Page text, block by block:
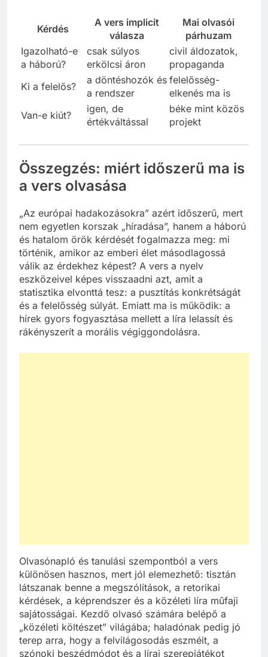
Kérdés
A vers implicit
válasza
Mai olvasói
párhuzam
Igazolható-e
a háború?
csak súlyos
erkölcsi áron
civil áldozatok,
propaganda
Ki a felelős?
a döntéshozók és
a rendszer
felelősség-
elkenés ma is
Van-e kiút?
igen, de
értékváltással
béke mint közös
projekt
Összegzés: miért időszerű ma is
a vers olvasása
„Az európai hadakozásokra” azért időszerű, mert
nem egyetlen korszak „híradása”, hanem a háború
és hatalom örök kérdését fogalmazza meg: mi
történik, amikor az emberi élet másodlagossá
válik az érdekhez képest? A vers a nyelv
eszközeivel képes visszaadni azt, amit a
statisztika elvonttá tesz: a pusztítás konkrétságát
és a felelősség súlyát. Emiatt ma is működik: a
hírek gyors fogyasztása mellett a líra lelassít és
rákényszerít a morális végiggondolásra.
Olvasónapló és tanulási szempontból a vers
különösen hasznos, mert jól elemezhető: tisztán
látszanak benne a megszólítások, a retorikai
kérdések, a képrendszer és a közéleti líra műfaji
sajátosságai. Kezdő olvasó számára belépő a
„közéleti költészet” világába; haladónak pedig jó
terep arra, hogy a felvilágosodás eszméit, a
szónoki beszédmódot és a lírai szerepjátékot